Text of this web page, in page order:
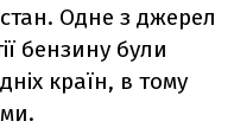
Одне з джерел
бензину були
країн, в тому